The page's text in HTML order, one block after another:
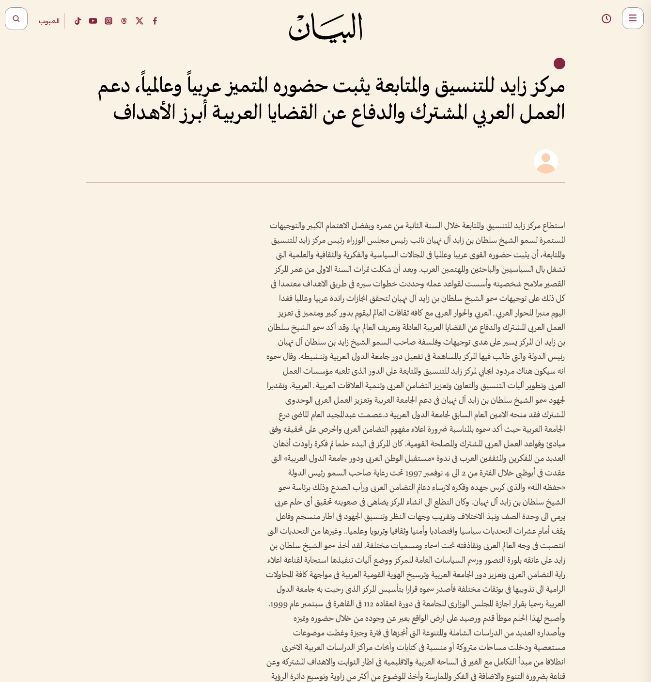
المبوب
مركز زايد للتنسيق والمتابعة يثبت حضوره المتميز عربياً وعالمياً، دعـم
العمـل العربي المشـترك والدفـاع عن القضايا العربيـة أبـرز الأهـداف
استطاع مركز زايد للتنسيق والمتابعة خلال السنة الثانية من عمره وبفضل الاهتمام الكبير والتوجيهات المستمرة لسمو الشيخ سلطان بن زايد آل نهيان نائب رئيس مجلس الوزراء رئيس مركز زايد للتنسيق والمتابعة، أن يثبت حضوره القوى عربيا وعالميا فى المجالات السياسية والفكرية والثقافية والعلمية التى تشغل بال السياسيين والباحثين والمهتمين العرب. وبعد أن شكلت ثمرات السنة الاولى من عمر المركز القصير ملامح شخصيته وأسست لقواعد عمله وحددت خطوات سيره فى طريق الاهداف معتمدا فى كل ذلك على توجيهات سمو الشيخ سلطان بن زايد آل نهيان لتحقق انجازات رائدة عربيا وعالميا فغدا اليوم منبرا للحوار العربي ـ العربي والحوار العربى مع كافة ثقافات العالم ليقوم بدور كبير ومتميز فى تعزيز العمل العربى المشترك والدفاع عن القضايا العربية العادلة وتعريف العالم بها. وقد أكد سمو الشيخ سلطان بن زايد ان المركز يسير على هدى توجيهات وفلسفة صاحب السمو الشيخ زايد بن سلطان آل نهيان رئيس الدولة والتى طالب فيها المركز بالمساهمة فى تفعيل دور جامعة الدول العربية وتنشيطه. وقال سموه انه سيكون هناك مردود ايجابي لمركز زايد للتنسيق والمتابعة على الدور الذى تلعبه مؤسسات العمل العربى وتطوير آليات التنسيق والتعاون وتعزيز التضامن العربى وتنمية العلاقات العربية ـ العربية. وتقديرا لجهود سمو الشيخ سلطان بن زايد آل نهيان فى دعم الجامعة العربية وتعزيز العمل العربى الوحدوى المشترك فقد منحه الامين العام السابق لجامعة الدول العربية د.عصمت عبدالمجيد العام الماضى درع الجامعة العربية حيث أكد سموه بالمناسبة ضرورة اعلاء مفهوم التضامن العربى والحرص على تحقيقه وفق مبادئ وقواعد العمل العربى المشترك والمصلحة القومية. كان المركز فى البدء حلما ثم فكرة راودت أذهان العديد من المفكرين والمثقفين العرب فى ندوة «مستقبل الوطن العربى ودور جامعة الدول العربية» التى عقدت فى أبوظبى خلال الفترة من 2 الى 4 نوفمبر 1997 تحت رعاية صاحب السمو رئيس الدولة «حفظه الله» والذى كرس جهده وفكره لارساء دعائم التضامن العربى ورأب الصدع وذلك برئاسة سمو الشيخ سلطان بن زايد آل نهيان. وكان التطلع الى انشاء المركز يضاهى فى صعوبته تحقيق أى حلم عربى يرمى الى وحدة الصف ونبذ الاختلاف وتقريب وجهات النظر وتنسيق الجهود فى اطار منسجم وفاعل يقف أمام عشرات التحديات سياسيا واقتصاديا وأمنيا وثقافيا وتربويا وعلميا.. وغيرها من التحديات التى انتصبت فى وجه العالم العربى وتقاذفته تحت اسماء ومسميات مختلفة. لقد أخذ سمو الشيخ سلطان بن زايد على عاتقه بلورة التصور ورسم السياسات العامة للمركز ووضع آليات تنفيذها استجابة لقناعة اعلاء راية التضامن العربى وتعزيز دور الجامعة العربية وترسيخ الهوية القومية العربية فى مواجهة كافة المحاولات الرامية الى تذويبها فى بوتقات مختلفة فأصدر سموه قرارا بتأسيس المركز الذى رحبت به جامعة الدول العربية رسميا بقرار اجازة المجلس الوزارى للجامعة فى دورة انعقاده 112 فى القاهرة فى سبتمبر عام 1999. وأصبح لهذا الحلم موطأ قدم ورصيد على ارض الواقع يعبر عن وجوده من خلال حضوره وتميزه وبأصداره العديد من الدراسات الشاملة والمتنوعة التى أنجزها فى فترة وجيزة وغطت موضوعات مستعصية ودخلت مساحات متروكة أو منسية فى كتابات وأبحاث مراكز الدراسات العربية الاخرى انطلاقا من مبدأ التكامل مع الغير فى الساحة العربية والاقليمية فى اطار الثوابت والاهداف المشتركة وعن قناعة بضرورة التنوع والاضافة فى الفكر والممارسة وأخذ الموضوع من أكثر من زاوية وتوسيع دائرة الرؤية لنطل على مجمل الحالة العربية الراهنة. مشاركات بالفعاليات العربية وشارك المركز فى أهم المحطات السياسية على المستويين العربى والاقليمى بدءا بالقمة العربية الطارئة بالقاهرة فى اكتوبر 2000 وقمة دول منظمة الاوبك بكراكاس وقمة منظمة المؤتمر الاسلامى بالدوحة وقمة مجلس التعاون لدول الخليج العربية بالمنامة وقمة المرأة العربية بالقاهرة فى نوفمبر 2000 وأخيرا القمة العربية الدورية الاولى بعمان فى مارس 2001 والتى شارك فيها المركز بأربعة اصدارات خاصة بالمناسبة. كما قام المركز بمد جسور التعاون مع العديد من المراكز والهيئات المختصة فى جميع الدول العربية ودول العالم حيث تلقى المركز فى هذا الاطار العديد من الاتصالات من مراكز البحوث والدراسات العربية والدولية أعربت فيها عن رغبتها فى التعاون مع مركز زايد للتنسيق والمتابعة. كما أشادت العديد من الهيئات والمؤسسات البحثية العربية والدولية بانجازات المركز وأبدت رغبتها فى توطيد أواصر التعاون معه وتلقى المركز دعوات للمشاركة فى العديد من النشاطات الفكرية العربية والدولية حيث شارك بأهم معارض الكتب التى أقيمت داخل الدولة أو خارجها فى مصر والجزائر وسيشارك المركز فى معارض أخرى ستقام فى المانيا وسوريا ولبنان والكويت والاردن. ويسجل هذا التقرير الذى صدر عن المركز بمناسبة عيد الجلوس الخامس والثلاثين لصاحب السمو الشيخ زايد بن سلطان آل نهيان رئيس الدولة «حفظه الله ورعاه» بعض التفاصيل عن أهم نشاطات المركز ومساهماته والتى يستحيل معنا هنا حصرها وعدها جميعا أو تمييز بعضها عن الاخر من حيث الاهمية أو الأولوية لكن ارادة الاستمرار والرغبة فى التطوير وتحسين الاداء تملى فى الغالب الوقوف على ما تم انجازه وتقييمه موضوعيا واستدراك ما وقع من قصور وتقويمه فى سبيل تحقيق الاهداف السامية والمهام الجسام التى يضطلع بها المركز. وأكد محمد خليفة المرر المدير التنفيذى لمركز زايد للتنسيق والمتابعة أهمية تجاوب المركز مع القناعات البارزة لصاحب السمو رئيس الدولة «حفظه الله» وقال ان فكرة المركز هى تجسيد لتلك القناعة الدائمة التى كرسها الوالد الشيخ زايد وعمل على تحقيقها بداية من دولة الامارات اذ بجهده واخلاصه لقناعاته حول الحلم الشخصى الى حقيقة سياسية قائمة وساطعة فى هذا الزمن العربى العصيب جدا فأعمال ومساعى الوالد الشيخ زايد أكبر من حصرها أو ذكرها. وعن تحول المركز الى بيت عربى تناقش فيه كل قضايا العرب المصيرية قال ان طموحات المركز كثيرة وكبيرة ولم نحقق ألا جزءا بسيطا منها والمركز يقوم باستقطاب النخبة العربية سياسيا وفكريا واقتصاديا أيضا من أجل المساهمة فى معالجة كافة مشاكل العالم العربى فى كل المجالات. وأكد أن المركز يتيح المزيد من الفرص للعمل مع كافة الدول العربية على تحقيق التواصل العربى من خلال ايجاد قنوات عمل ثقافية واجتماعية واقتصادية وأكاديمية بين الاشقاء العرب. وقد توزعت نشاطات المركز بشكل رئيسى خلال السنة الماضية بين اصدارات متميزة حازت على اهتمام ومتابعة المسئولين والباحثين والقراء العرب واستضافة شخصيات عربية وعالمية ساهمت فى اغناء الفكر العربى.. والمركز اليوم فى صدد اصدار دوريتين مهمتين الاولى سياسية يشارك فيها العديد من زعماء العالم السابقين أو الحاليين وكذلك أهم الشخصيات السياسية والفكرية عربيا وعالميا. كما يعد المركز لاصدار دورية علمية متخصصة يشارك بها العديد من أهم الشخصيات العلمية فى العالم وكذلك بعض العقول العربية المهاجرة. تنوع الاصدارات وفيما يختص بالاصدارات قام المركز خلال الفترة القليلة الماضية باصدار العديد من الكتب والدراسات زادت عن الستين اصدارا وتناولت شتى مجالات الحياة السياسية والفكرية والثقافية والعلمية والتاريخية والقانونية والبيئية والتحديات العالمية والسير الشخصية لبعض الشخصيات القيادية العالمية والتى كان لها أثرها البارز محليا وعالميا من بينها الرئيس الامريكى الاسبق جيمى كارتر والرئيس المصرى الراحل جمال عبدالناصر والرئيس المصرى الراحل محمد أنور السادات والملك الحسن الثانى ملك المغرب الراحل والرئيس الجزائرى الراحل هواري بومدين والرئيس المصري محمد حسني مبارك والملك الاردني الراحل وأمير البحرين الراحل. كما ركز جانب كبير من الاصدارات على العلاقات الثنائية والتى تربط دولة الامارات العربية المتحدة ببعض البلدان الشقيقة والصديقة أمثال اليابان والمانيا وبريطانيا وأمريكا والصين وفرنسا و سوريا. وتناولت الاصدارات العديد من الموضوعات التى تتعلق بواقعنا العربى المعاصر وما تفرضه الساحة من مستجدات وخاصة فيما يتعلق بقضية القدس والتطورات المتلاحقة تجاهها حيث أصدر المركز عدة اصدارات حول هذه القضية منها قمة انتفاضة القدس.. المشكلة اليهودية واسرائيل.. هؤلاء تحدوا اسرائيل.. الطوائف اليهودية فى الاقطار العربية.. ووثيقة الدفاع عن القدس.. من يكتبها.. والاحزاب السياسية.. كدراسة فى الموقف السياسى والمؤامرات الاستعمارية على العلاقات العربية والافريقية. كما اصدر المركز عدة اصدارات أخرى ذات صلة بعالمنا العربى والاسلامى وما يواجهه من تحديات مثل الثقافة العربية فى ظل التحديات المعاصرة والسوق العربية المشتركة والبيئة فى الوطن العربى، واللاجئون بين القيود والحقوق والتقارب الروسى ـ الايرانى واتحاد المغرب العربى.. الوحدة التاريخية والجغرافيا والهندسة الوراثية وآفاق المستقبل والهيمنة الامريكية الاوروبية، والمسلمون العرب فى فرنسا والجولان بين الحق السورى والاطماع الصهيونية والتوازن النووي والانسان وحقوقه فى القانون الدولى وتوجهات السياسية التركية وانعكاساتها. وفيما يتعلق بالمحاضرات والمؤتمرات الصحفية والندوات فقد أقام المركز ما يزيد على الـ 50 محاضرة تنوعت ما بين السياسية والعلمية والفكرية والاقتصادية والثقافية والاثرية وغيرها الكثير من المجالات الاخرى كما استضاف المركز العديد من الشخصيات البارزة خلال مؤتمرات صحفية ولقاءات مفتوحة عقدت معهم فعلى سبيل المثال اللقاء المفتوح الذى عقد فى 23 ابريل الماضى مع الرئيس الامريكى الاسبق جيمى كارتر حول العديد من الموضوعات التى تهم المواطن العربى والذى وقع خلاله الرئيس الامريكى على اصدار المركز الذى حمل عنوان «جيمى كارتر.. حياته السياسية والانسانية». كما عقد المركز مؤتمرا صحفيا هاما اخر فى أول شهر يونيو 2001 بمناسبة منح منظمة الزراعة والاغذية التابعة للامم المتحدة ميدالية اليوم العالمى للاغذية لصاحب السمو الشيخ زايد بن سلطان آل نهيان رئيس الدولة وشارك فيه الدكتور جاك ضيوف المدير العام لمنظمة الاغذية والزراعة للامم المتحدة ومعالى سعيد الرقبانى وزير الزراعة والثروة السمكية. وكذلك عقد المركز مؤتمرا صحفيا اخر للرئيس الصومالى الدكتور عبدالقاسم صلاد خلال الزيارة الاخوية التى قام بها لدولة الامارات فى السادس عشر من يوليو الماضى. كما أقام المركز مؤتمرا صحفيا بمناسبة زيارة وزير التجارة والصناعة اليابانى للدولة تايكوهيرانوما وحضره معالى عبيد بن سيف الناصرى وزير البترول والثروة المعدنية. توثيق مسيرة زايد اما المحاضرات السياسية فقد أقام المركز سلسلة محاضرات تعنى بالاوضاع السياسية العربية والعالمية وما تواجهه المنطقة من اضطرابات والسياسات الخارجية للولايات المتحدة فى الشرق الاوسط أضافة الى العديد من الموضوعات الاخرى. وخصص المركز سبعة اصدارات خاصة بصاحب السمو الشيخ زايد بن سلطان آل نهيان رئيس الدولة حيث صدرت دراسة حول المرأة فى فكر زايد بمناسبة انعقاد قمة المرأة العربية فى القاهرة من 18 الى 20 نوفمبر 2000م وتناولت الجهود الرائدة التى بذلها صاحب السمو رئيس الدولة للارتقاء بأداء المرأة فى الامارات من خلال اهتمامه وحرصه الشديدين على فتح أبواب المستقبل أمامها وتشجيعها على طلب العلم والمعرفة. واشتملت موسوعة القائد على ثلاثة أجزاء «الاول» «الثانى» «الخاص» حيث ضم الجزء الاول منها صورا نادرة لصاحب السمو رئيس الدولة خلال المناسبات المختلفة واللقاءات والاحاديث الصحفية لسموه وأحاديثه فى المناسبات العديدة فى الفترة من العام 1968 وحتى عام 1973م. فى حين تضمن الجزء الثانى من الموسوعة أبرز وأهم المحطات التاريخية لصاحب السمو رئيس الدولة فى الفترة ما بين عامى 1974م وحتى 1976م وهى الفترة التى شكلت معالم بارزة فى المرحلة السياسية للقائد حيث تعتبر هذه الفترة مرحلة تدعيم مسيرة الاتحاد فى الامارات ومد جسور التعاون والتواصل عربيا واقليميا ودوليا. وعرض المركز الفيلم الوثائقى الفلسطينى «لن تمروا» والفائز بأفضل عمل وثائقى تل